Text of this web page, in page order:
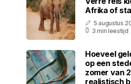
Afrika of
5 augustus
3 min leestijd
Hoeveel
op een
zomer van
realistisch